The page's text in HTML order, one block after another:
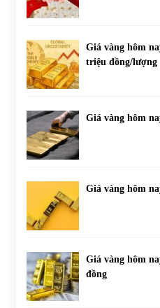
Giá vàng hôm
triệu đồng/lượng
Giá vàng hôm
Giá vàng hôm
Giá vàng hôm
đồng